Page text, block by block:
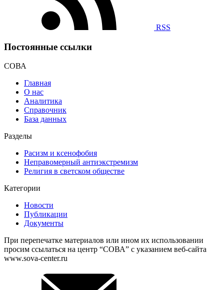
RSS
Постоянные ссылки
СОВА
Главная
О нас
Аналитика
Справочник
База данных
Разделы
Расизм и ксенофобия
Неправомерный антиэкстремизм
Религия в светском обществе
Категории
Новости
Публикации
Документы
При перепечатке материалов или ином их использовании
просим ссылаться на центр “СОВА” с указанием веб-сайта
www.sova-center.ru